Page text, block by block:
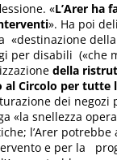
«L’Arer ha
». Ha poi
«destinazione
per disabili («che
della
al Circolo per tutte
dei negozi
«la snellezza
l’Arer potrebbe
e per la